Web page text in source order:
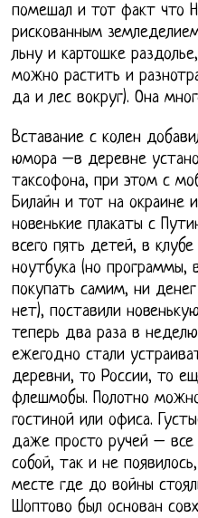
помешал и тот факт что
рискованным
льну и картошке
можно растить и
да и лес вокруг). Она
Вставание с колен
юмора –в деревне
таксофона, при этом с
Билайн и тот на окраине
новенькие плакаты с
всего пять детей, в
ноутбука (но программы,
покупать самим, ни
нет), поставили
теперь два раза в
ежегодно стали
деревни, то России, то
флешмобы. Полотно
гостиной или офиса.
даже просто ручей – все
собой, так и не
месте где до войны
Шоптово был основан